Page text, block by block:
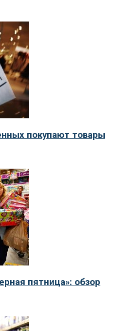
покупают товары
пятница»: обзор